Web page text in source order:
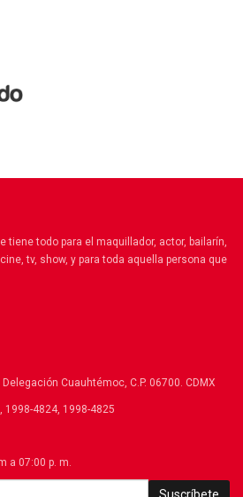
tiene todo para el maquillador, actor, bailarín,
tv, show, y para toda aquella persona que
Cuauhtémoc, C.P. 06700. CDMX
4824, 1998-4825
a 07:00 p. m.